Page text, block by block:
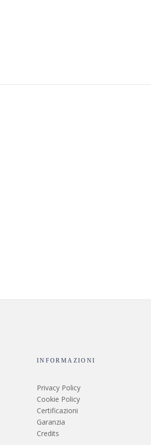
INFORMAZIONI
Privacy Policy
Cookie Policy
Certificazioni
Garanzia
Credits